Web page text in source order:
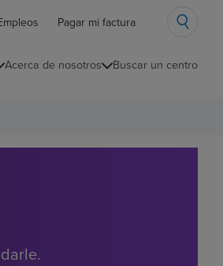
Pagar mi factura
Acerca de nosotros Buscar un centro